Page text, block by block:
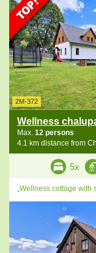
2M-372
Wellness
Max. 12 persons
4.1 km distance from
5x
„Wellness cottage with